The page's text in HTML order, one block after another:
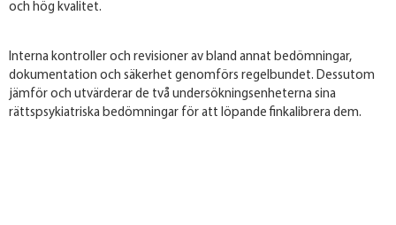
och hög kvalitet.
Interna kontroller och revisioner av bland annat bedömningar,
dokumentation och säkerhet genomförs regelbundet. Dessutom
jämför och utvärderar de två undersökningsenheterna sina
rättspsykiatriska bedömningar för att löpande finkalibrera dem.